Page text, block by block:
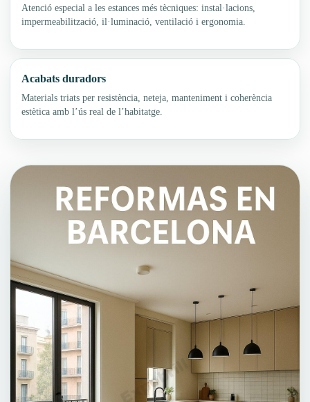
Atenció especial a les estances més tècniques: instal·lacions,
impermeabilització, il·luminació, ventilació i ergonomia.
Acabats duradors
Materials triats per resistència, neteja, manteniment i coherència
estètica amb l’ús real de l’habitatge.